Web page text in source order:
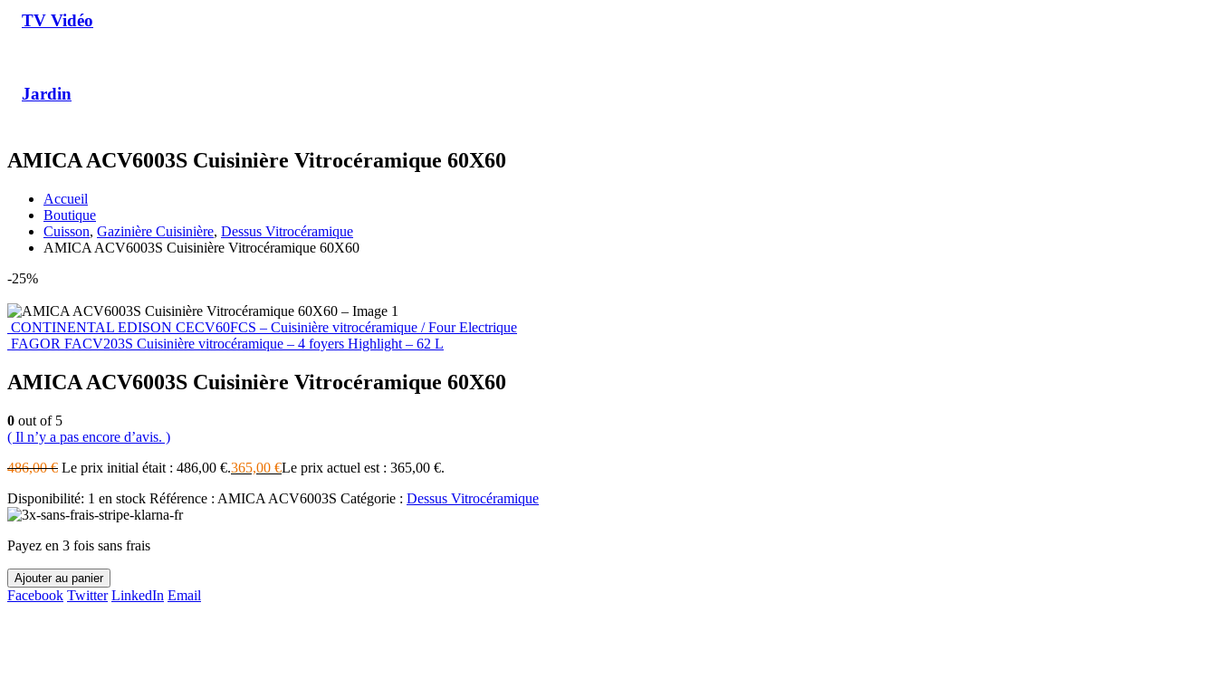
TV Vidéo
Jardin
AMICA ACV6003S Cuisinière Vitrocéramique 60X60
Accueil
Boutique
Cuisson, Gazinière Cuisinière, Dessus Vitrocéramique
AMICA ACV6003S Cuisinière Vitrocéramique 60X60
-25%
CONTINENTAL EDISON CECV60FCS – Cuisinière vitrocéramique / Four Electrique
FAGOR FACV203S Cuisinière vitrocéramique – 4 foyers Highlight – 62 L
AMICA ACV6003S Cuisinière Vitrocéramique 60X60
0 out of 5
( Il n’y a pas encore d’avis. )
486,00€ Le prix initial était : 486,00 €.365,00 €Le prix actuel est : 365,00 €.
Disponibilité: 1 en stock Référence : AMICA ACV6003S Catégorie : Dessus Vitrocéramique
Payez en 3 fois sans frais
Ajouter au panier
Facebook Twitter LinkedIn Email